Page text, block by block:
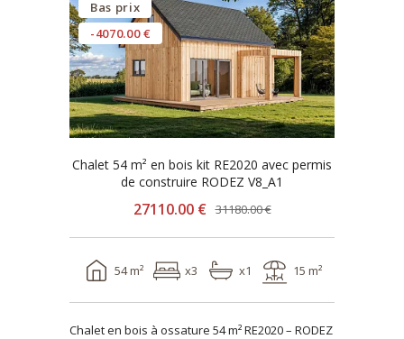
Bas prix
-4070.00 €
Chalet 54 m² en bois kit RE2020 avec permis
de construire RODEZ V8_A1
27110.00 € 31180.00 €
54 m² x3 x1 15 m²
Chalet en bois à ossature 54 m² RE2020 – RODEZ